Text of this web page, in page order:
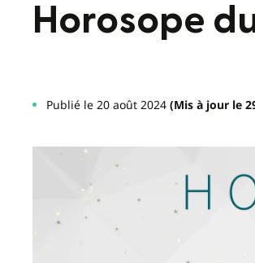
Horosope
Publié le 20 août 2024(Mis à jour le